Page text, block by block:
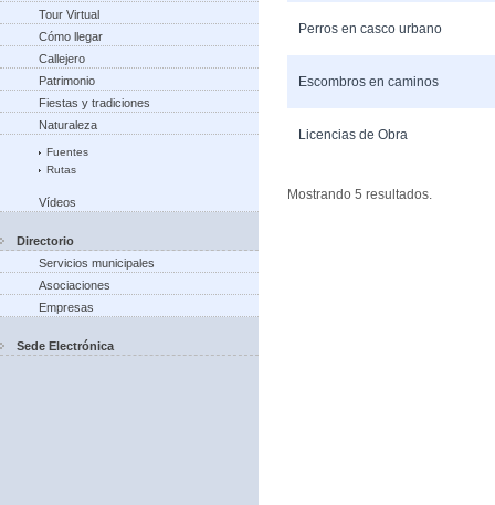
Tour Virtual
Cómo llegar
Callejero
Patrimonio
Fiestas y tradiciones
Naturaleza
Fuentes
Rutas
Vídeos
Directorio
Servicios municipales
Asociaciones
Empresas
Sede Electrónica
Perros en casco urbano
Escombros en caminos
Licencias de Obra
Mostrando 5 resultados.